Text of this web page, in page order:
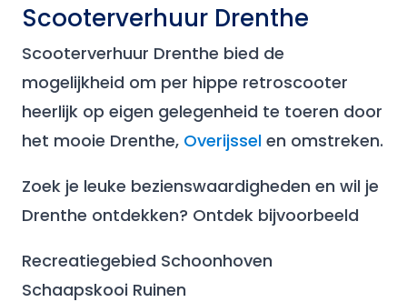
Scooterverhuur Drenthe
Scooterverhuur Drenthe bied de
mogelijkheid om per hippe retroscooter
heerlijk op eigen gelegenheid te toeren door
het mooie Drenthe, Overijssel en omstreken.
Zoek je leuke bezienswaardigheden en wil je
Drenthe ontdekken? Ontdek bijvoorbeeld
Recreatiegebied Schoonhoven
Schaapskooi Ruinen